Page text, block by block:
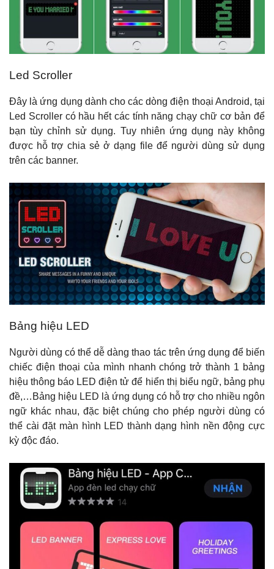
Led Scroller
Đây là ứng dụng dành cho các dòng điện thoại Android, tại
Led Scroller có hầu hết các tính năng chạy chữ cơ bản để
bạn tùy chỉnh sử dụng. Tuy nhiên ứng dụng này không
được hỗ trợ chia sẻ ở dạng file để người dùng sử dụng
trên các banner.
Bảng hiệu LED
Người dùng có thể dễ dàng thao tác trên ứng dụng để biến
chiếc điện thoại của mình nhanh chóng trở thành 1 bảng
hiệu thông báo LED điện tử để hiển thị biểu ngữ, bảng phụ
đề,… Bảng hiệu LED là ứng dụng có hỗ trợ cho nhiều ngôn
ngữ khác nhau, đặc biệt chúng cho phép người dùng có
thể cài đặt màn hình LED thành dạng hình nền động cực
kỳ độc đáo.